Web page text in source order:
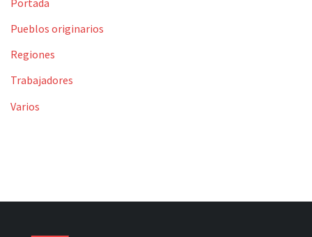
Pueblos originarios
Regiones
Trabajadores
Varios